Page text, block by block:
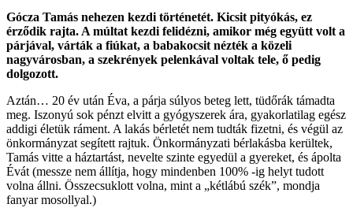
Gócza Tamás nehezen kezdi történetét. Kicsit pityókás, ez
érződik rajta. A múltat kezdi felidézni, amikor még együtt volt a
párjával, várták a fiúkat, a babakocsit nézték a közeli
nagyvárosban, a szekrények pelenkával voltak tele, ő pedig
dolgozott.
Aztán… 20 év után Éva, a párja súlyos beteg lett, tüdőrák támadta
meg. Iszonyú sok pénzt elvitt a gyógyszerek ára, gyakorlatilag egész
addigi életük ráment. A lakás bérletét nem tudták fizetni, és végül az
önkormányzat segített rajtuk. Önkormányzati bérlakásba kerültek,
Tamás vitte a háztartást, nevelte szinte egyedül a gyereket, és ápolta
Évát (messze nem állítja, hogy mindenben 100% -ig helyt tudott
volna állni. Összecsuklott volna, mint a „kétlábú szék”, mondja
fanyar mosollyal.)